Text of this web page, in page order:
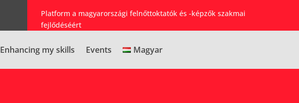
Platform a magyarországi felnőttoktatók és -képzők szakmai
fejlődéséért
Enhancing my skills Events Magyar